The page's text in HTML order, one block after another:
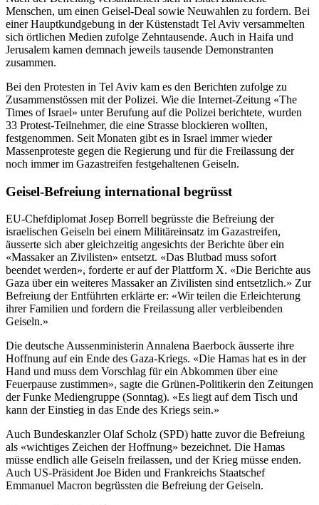
Menschen, um einen Geisel-Deal sowie Neuwahlen zu fordern. Bei
einer Hauptkundgebung in der Küstenstadt Tel Aviv versammelten
sich örtlichen Medien zufolge Zehntausende. Auch in Haifa und
Jerusalem kamen demnach jeweils tausende Demonstranten
zusammen.
Bei den Protesten in Tel Aviv kam es den Berichten zufolge zu
Zusammenstössen mit der Polizei. Wie die Internet-Zeitung «The
Times of Israel» unter Berufung auf die Polizei berichtete, wurden
33 Protest-Teilnehmer, die eine Strasse blockieren wollten,
festgenommen. Seit Monaten gibt es in Israel immer wieder
Massenproteste gegen die Regierung und für die Freilassung der
noch immer im Gazastreifen festgehaltenen Geiseln.
Geisel-Befreiung international begrüsst
EU-Chefdiplomat Josep Borrell begrüsste die Befreiung der
israelischen Geiseln bei einem Militäreinsatz im Gazastreifen,
äusserte sich aber gleichzeitig angesichts der Berichte über ein
«Massaker an Zivilisten» entsetzt. «Das Blutbad muss sofort
beendet werden», forderte er auf der Plattform X. «Die Berichte aus
Gaza über ein weiteres Massaker an Zivilisten sind entsetzlich.» Zur
Befreiung der Entführten erklärte er: «Wir teilen die Erleichterung
ihrer Familien und fordern die Freilassung aller verbleibenden
Geiseln.»
Die deutsche Aussenministerin Annalena Baerbock äusserte ihre
Hoffnung auf ein Ende des Gaza-Kriegs. «Die Hamas hat es in der
Hand und muss dem Vorschlag für ein Abkommen über eine
Feuerpause zustimmen», sagte die Grünen-Politikerin den Zeitungen
der Funke Mediengruppe (Sonntag). «Es liegt auf dem Tisch und
kann der Einstieg in das Ende des Kriegs sein.»
Auch Bundeskanzler Olaf Scholz (SPD) hatte zuvor die Befreiung
als «wichtiges Zeichen der Hoffnung» bezeichnet. Die Hamas
müsse endlich alle Geiseln freilassen, und der Krieg müsse enden.
Auch US-Präsident Joe Biden und Frankreichs Staatschef
Emmanuel Macron begrüssten die Befreiung der Geiseln.